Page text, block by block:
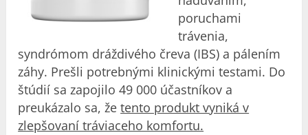
poruchami
trávenia,
syndrómom dráždivého čreva (IBS) a pálením
záhy. Prešli potrebnými klinickými testami. Do
štúdií sa zapojilo 49 000 účastníkov a
preukázalo sa, žetento produkt vyniká v
zlepšovaní tráviaceho komfortu.